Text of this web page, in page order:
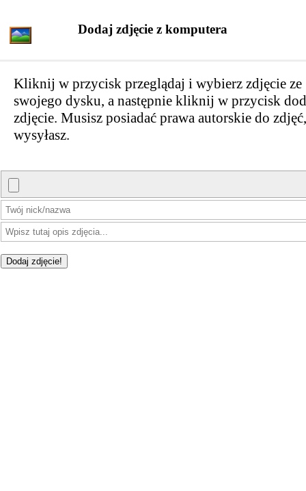
Dodaj zdjęcie z komputera
Kliknij w przycisk przeglądaj i wybierz zdjęcie ze
swojego dysku, a następnie kliknij w przycisk
zdjęcie. Musisz posiadać prawa autorskie do
wysyłasz.